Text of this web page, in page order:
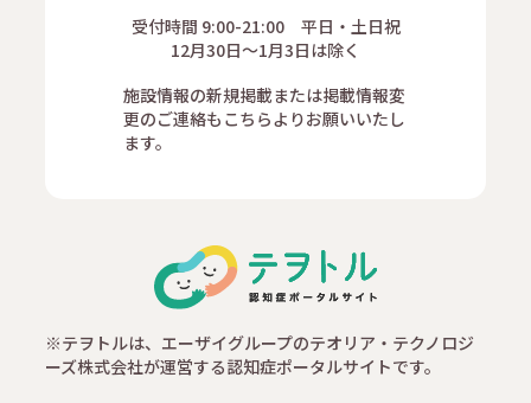
受付時間 9:00-21:00 平日・土日祝
12月30日～1月3日は除く
施設情報の新規掲載または掲載情報変
更のご連絡もこちらよりお願いいたし
ます。
※テヲトルは、エーザイグループのテオリア・テクノロジ
ーズ株式会社が運営する認知症ポータルサイトです。